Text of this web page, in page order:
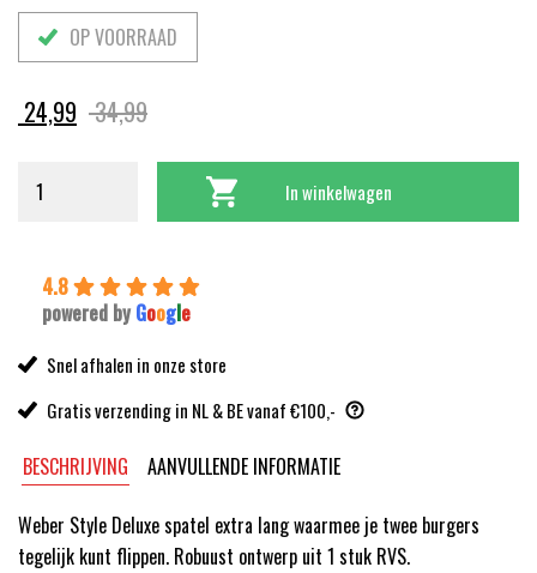
OP VOORRAAD
34,99Oorspronkelijke
prijs
24,99
Huidige
prijs
In winkelwagen
4.8
powered by Google
Snel afhalen in onze store
Gratis verzending in NL & BE vanaf €100,-
BESCHRIJVING AANVULLENDE INFORMATIE
Weber Style Deluxe spatel extra lang waarmee je twee burgers
tegelijk kunt flippen. Robuust ontwerp uit 1 stuk RVS.